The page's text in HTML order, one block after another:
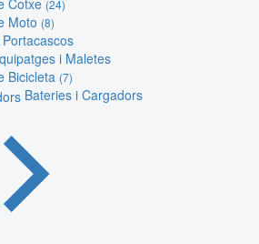
(24)
Moto (8)
i Maletes
Bicicleta (7)
Bateries i Cargadors